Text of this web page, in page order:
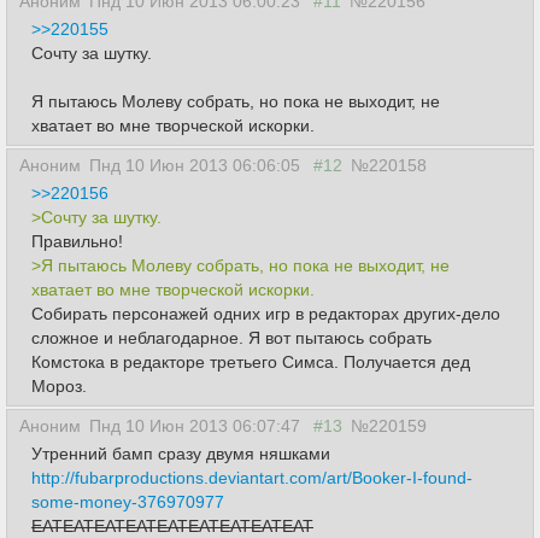
>>220155
Сочту за шутку.
Я пытаюсь Молеву собрать, но пока не выходит, не
хватает во мне творческой искорки.
Аноним Пнд 10 Июн 2013 06:06:05 #12 №220158
>>220156
>Сочту за шутку.
Правильно!
>Я пытаюсь Молеву собрать, но пока не выходит, не
хватает во мне творческой искорки.
Собирать персонажей одних игр в редакторах других-дело
сложное и неблагодарное. Я вот пытаюсь собрать
Комстока в редакторе третьего Симса. Получается дед
Мороз.
Аноним Пнд 10 Июн 2013 06:07:47 #13 №220159
Утренний бамп сразу двумя няшками
http://fubarproductions.deviantart.com/art/Booker-I-found-
some-money-376970977
EATEATEATEATEATEATEATEATEAT